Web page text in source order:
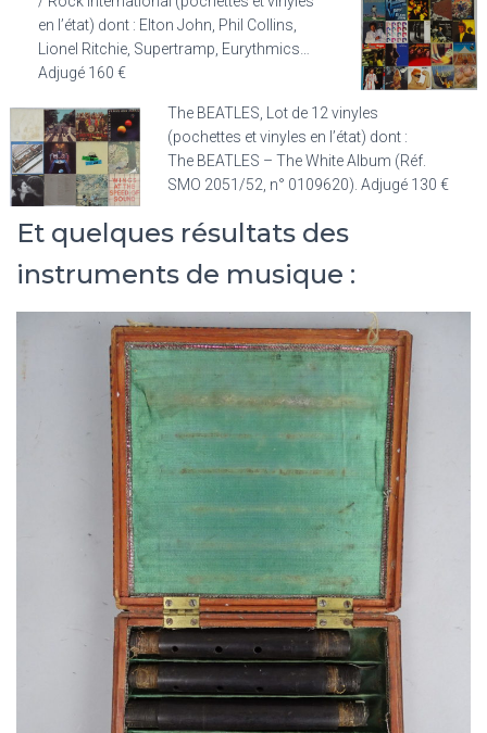
en l’état) dont : Elton John, Phil Collins,
Lionel Ritchie, Supertramp, Eurythmics…
Adjugé 160 €
The BEATLES, Lot de 12 vinyles
(pochettes et vinyles en l’état) dont :
The BEATLES – The White Album (Réf.
SMO 2051/52, n° 0109620). Adjugé 130 €
Et quelques résultats des
instruments de musique :